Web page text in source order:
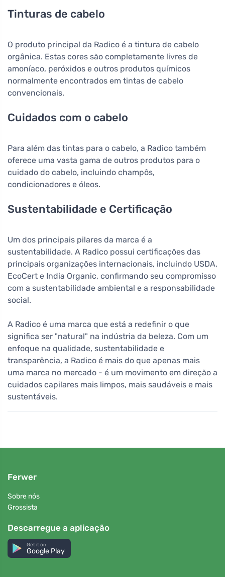
Tinturas de cabelo
O produto principal da Radico é a tintura de cabelo
orgânica. Estas cores são completamente livres de
amoníaco, peróxidos e outros produtos químicos
normalmente encontrados em tintas de cabelo
convencionais.
Cuidados com o cabelo
Para além das tintas para o cabelo, a Radico também
oferece uma vasta gama de outros produtos para o
cuidado do cabelo, incluindo champôs,
condicionadores e óleos.
Sustentabilidade e Certificação
Um dos principais pilares da marca é a
sustentabilidade. A Radico possui certificações das
principais organizações internacionais, incluindo USDA,
EcoCert e India Organic, confirmando seu compromisso
com a sustentabilidade ambiental e a responsabilidade
social.
A Radico é uma marca que está a redefinir o que
significa ser "natural" na indústria da beleza. Com um
enfoque na qualidade, sustentabilidade e
transparência, a Radico é mais do que apenas mais
uma marca no mercado - é um movimento em direção a
cuidados capilares mais limpos, mais saudáveis e mais
sustentáveis.
Ferwer
Sobre nós
Grossista
Descarregue a aplicação
Get it on
Google Play